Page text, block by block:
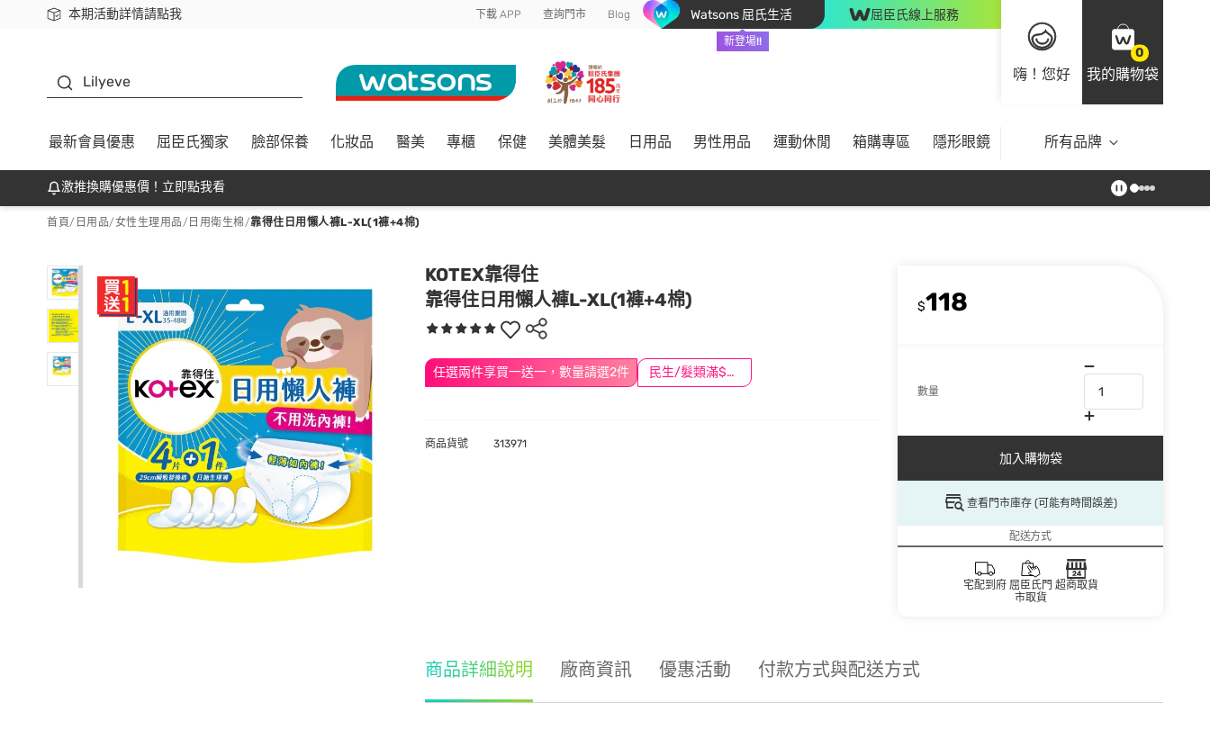
本期活動詳情請點我
下載app最高回饋$350 下載 APP 查詢門市 Blog Watsons 屈氏生活
新登場!!
屈臣氏線上服務
嗨！您好
0
我的購物袋
Lilyeve
最新會員優惠 屈臣氏獨家 臉部保養 化妝品 醫美 專櫃 保健 美體美髮 日用品 男性用品 運動休閒 箱購專區 隱形眼鏡 所有品牌
激推換購優惠價！立即點我看
首頁/ 日用品/女性生理用品/ 日用衛生棉/靠得住日用懶人褲L-XL(1褲+4棉)
KOTEX靠得住
靠得住日用懶人褲L-XL(1褲+4棉)
任選兩件享買一送一，數量請選2件 民生/髮類滿$388送舒潔冰巾
$118
數量
加入購物袋
查看門市庫存 (可能有時間誤差)
配送方式
宅配到府 屈臣氏門
市取貨
超商取貨
商品貨號 313971
商品詳細說明 廠商資訊 優惠活動 付款方式與配送方式